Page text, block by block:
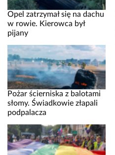
Opel zatrzymał się na dachu
w rowie. Kierowca był
pijany
Pożar ścierniska z balotami
słomy. Świadkowie złapali
podpalacza